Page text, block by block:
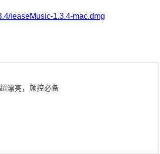
ieaseMusic-1.3.4-mac.dmg
漂亮，颜控必备